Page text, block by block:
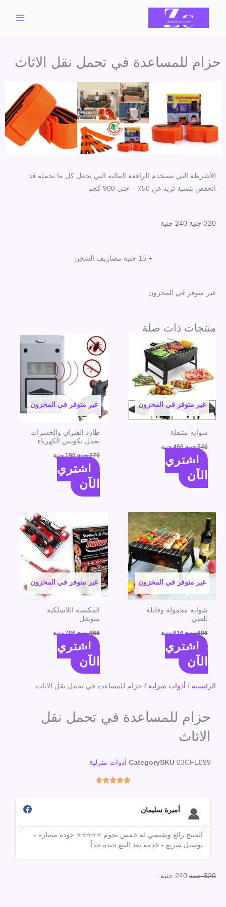
تخطي
حزام للمساعدة في تحمل نقل الاثاث
الأشرطة التي تستخدم الرافعة المالية التي تجعل كل ما تحمله قد
انخفض بنسبة تزيد عن 50٪ – حتى 900 كجم
320 جنية السعر
240 جنية
240 جنية.
+ 15 جنية مصاريف الشحن
غير متوفر في المخزون
منتجات ذات صلة
غير متوفر في المخزون
شوايه متنقلة
546 جنية
السعر
الأصلي
هو:
546 جنية.
466 جنية
الحالي
هو:
466 جنية.
اشتري
الآن
غير متوفر في المخزون
طارد الفئران والحشرات
يعمل بكوبس الكهرباء
270 جنية
السعر
270 جنية.
190 جنية
السعر
190 جنية.
اشتري
الآن
غير متوفر في المخزون
شواية محمولة وقابلة
للطي
696 جنية
السعر
الأصلي
هو:
696 جنية.
616 جنية
السعر
الحالي
هو:
616 جنية.
اشتري
الآن
غير متوفر في المخزون
المكنسة اللاسلكية
سويفل
866 جنية
الأصلي
هو:
866 جنية.
786 جنية
السعر
الحالي
هو:
786 جنية.
اشتري
الآن
الرئيسية / أدوات منزلية / حزام للمساعدة في تحمل نقل الاثاث
حزام للمساعدة في تحمل نقل
الاثاث
SKU 03CFE099
Category أدوات منزلية





أميرة سليمان
المنتج رائع وتقييمي له خمس نجوم ⭐⭐⭐⭐⭐ جودة ممتازة -
توصيل سريع - خدمة بعد البيع جيدة جداً
320 جنية السعر
240 جنية